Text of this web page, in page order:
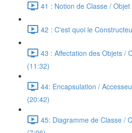
41 : Notion de Classe /
42 : C'est quoi le
43 : Affectation des Objets /
(11:32)
44: Encapsulation /
(20:42)
45: Diagramme de Classe /